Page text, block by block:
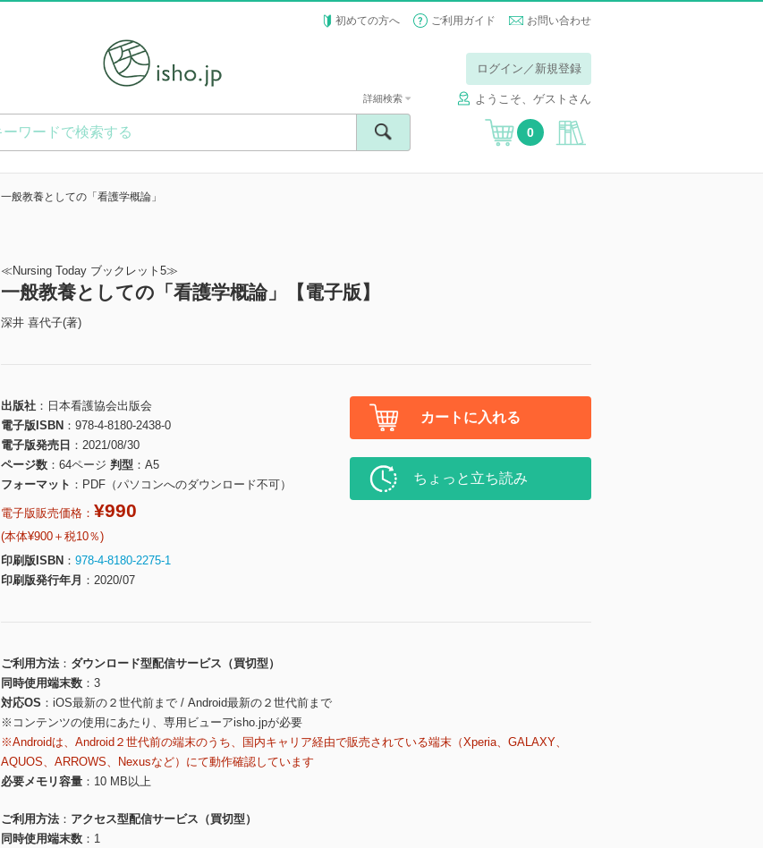
初めての方へ ご利用ガイド お問い合わせ
ログイン／新規登録
ようこそ、ゲストさん
詳細検索
0
一般教養としての「看護学概論」
≪Nursing Today ブックレット5≫
一般教養としての「看護学概論」【電子版】
深井 喜代子(著)
出版社
日本看護協会出版会
電子版ISBN
978-4-8180-2438-0
電子版発売日
2021/08/30
ページ数
64ページ 判型
A5
フォーマット
PDF（パソコンへのダウンロード不可）
電子版販売価格： ¥990
(本体¥900＋税10％)
印刷版ISBN
978-4-8180-2275-1
印刷版発行年月
2020/07
カートに入れる
ちょっと立ち読み
ご利用方法
ダウンロード型配信サービス（買切型）
同時使用端末数
3
対応OS
iOS最新の２世代前まで / Android最新の２世代前まで
※コンテンツの使用にあたり、専用ビューアisho.jpが必要
※Androidは、Android２世代前の端末のうち、国内キャリア経由で販売されている端末（Xperia、GALAXY、
AQUOS、ARROWS、Nexusなど）にて動作確認しています
必要メモリ容量
10 MB以上
ご利用方法
アクセス型配信サービス（買切型）
同時使用端末数
1